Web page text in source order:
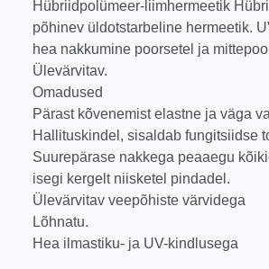
Hübriidpolümeer-liimhermeetik
põhinev üldotstarbeline hermeetik.
hea nakkumine poorsetel ja
Ülevärvitav.
Omadused
Pärast kõvenemist elastne ja väga
Hallituskindel, sisaldab fungitsiidse
Suurepärase nakkega peaaegu
isegi kergelt niisketel pindadel.
Ülevärvitav veepõhiste värvidega
Lõhnatu.
Hea ilmastiku- ja UV-kindlusega